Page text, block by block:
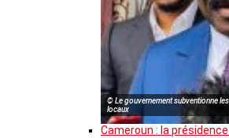
© Le gouvernement subventionne
locaux
Cameroun : la